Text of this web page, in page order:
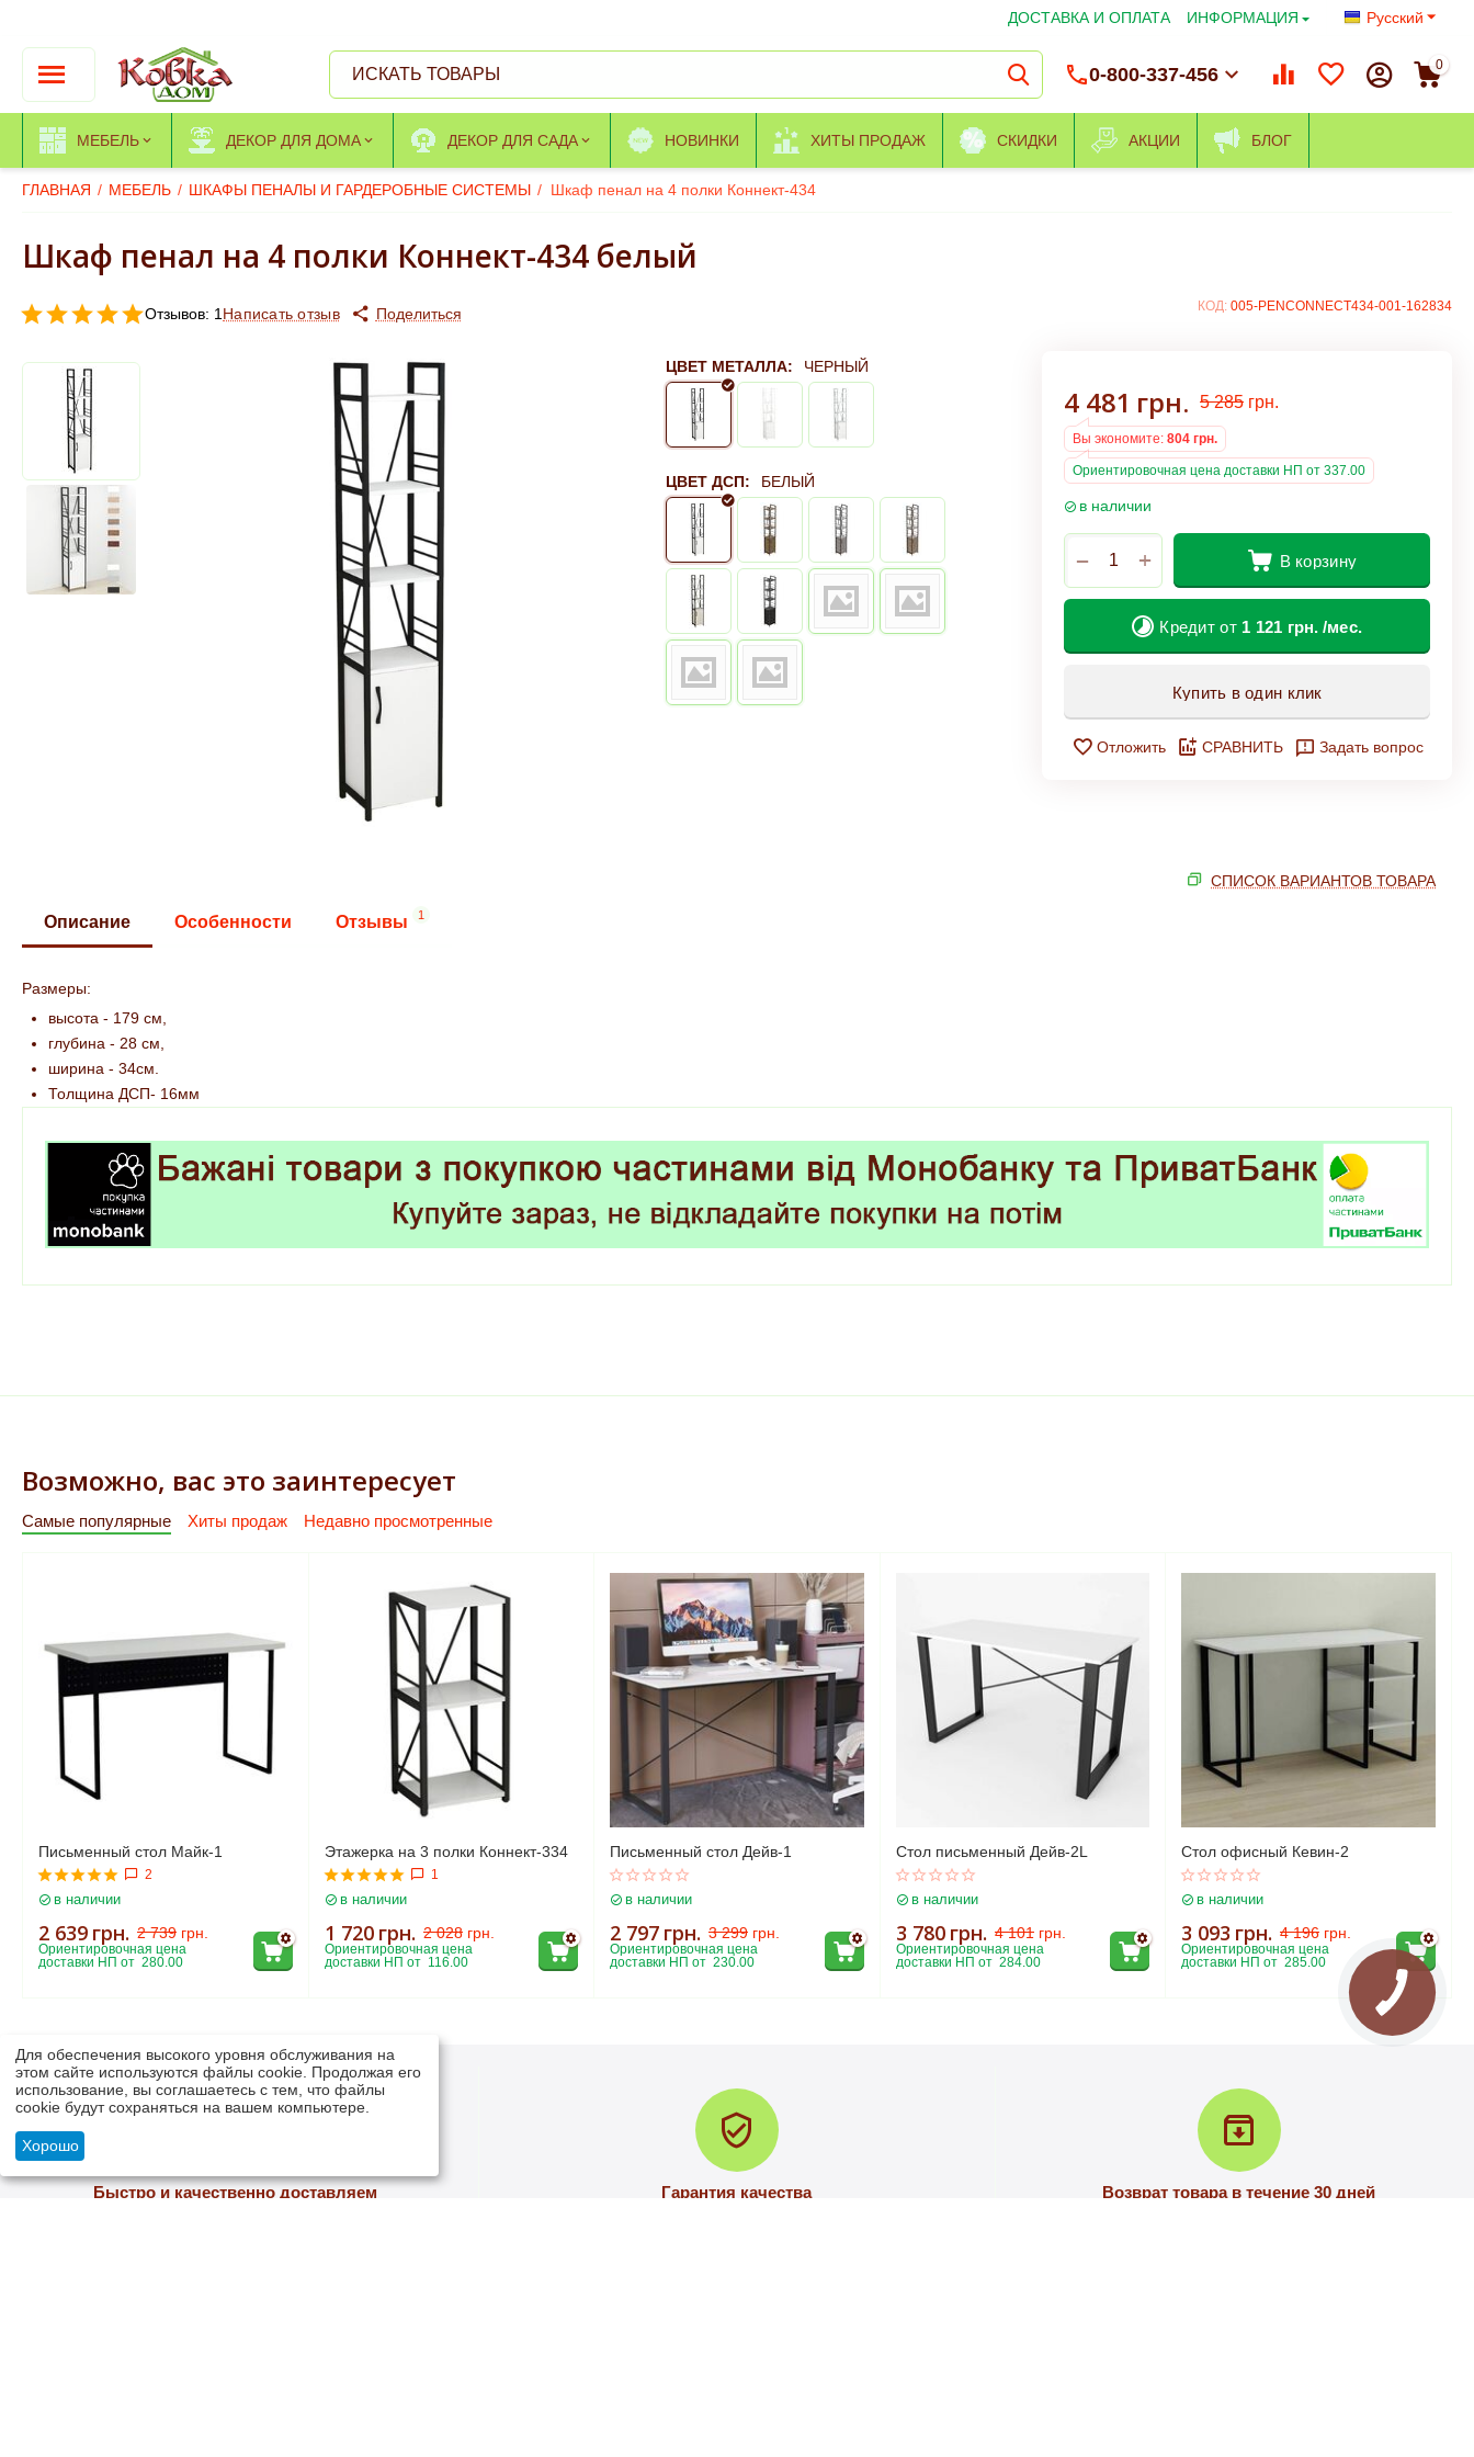
Русский
ДОСТАВКА И ОПЛАТА ИНФОРМАЦИЯ
0-800-337-456 0
МЕБЕЛЬ ДЕКОР ДЛЯ ДОМА ДЕКОР ДЛЯ САДА НОВИНКИ ХИТЫ ПРОДАЖ СКИДКИ АКЦИИ БЛОГ
ГЛАВНАЯ / МЕБЕЛЬ / ШКАФЫ ПЕНАЛЫ И ГАРДЕРОБНЫЕ СИСТЕМЫ / Шкаф пенал на 4 полки Коннект-434
Шкаф пенал на 4 полки Коннект-434 белый
Отзывов: 1 Написать отзыв КОД: 005-PENCONNECT434-001-162834
Поделиться
ЦВЕТ МЕТАЛЛА: ЧЕРНЫЙ
ЦВЕТ ДСП: БЕЛЫЙ
4 481 грн. 5 285 грн.
Вы экономите: 804 грн.
Ориентировочная цена доставки НП от 337.00
в наличии
+
− В корзину
Кредит от 1 121 грн. /мес.
Купить в один клик
Отложить СРАВНИТЬ Задать вопрос
СПИСОК ВАРИАНТОВ ТОВАРА
Описание Особенности Отзывы 1
Размеры:
высота - 179 см,
глубина - 28 см,
ширина - 34см.
Толщина ДСП- 16мм
Возможно, вас это заинтересует
Самые популярные Хиты продаж Недавно просмотренные
Письменный стол Майк-1
2
в наличии
2 739 грн.
2 639 грн.
Ориентировочная цена
доставки НП от  280.00
Этажерка на 3 полки Коннект-334
1
в наличии
2 028 грн.
1 720 грн.
Ориентировочная цена
доставки НП от  116.00
Письменный стол Дейв-1
в наличии
3 299 грн.
2 797 грн.
Ориентировочная цена
доставки НП от  230.00
Стол письменный Дейв-2L
в наличии
4 101 грн.
3 780 грн.
Ориентировочная цена
доставки НП от  284.00
Стол офисный Кевин-2
в наличии
4 196 грн.
3 093 грн.
Ориентировочная цена
доставки НП от  285.00
Быстро и качественно доставляем Гарантия качества Возврат товара в течение 30 дней
Для обеспечения высокого уровня обслуживания на
этом сайте используются файлы cookie. Продолжая его
использование, вы соглашаетесь с тем, что файлы
cookie будут сохраняться на вашем компьютере.
Хорошо